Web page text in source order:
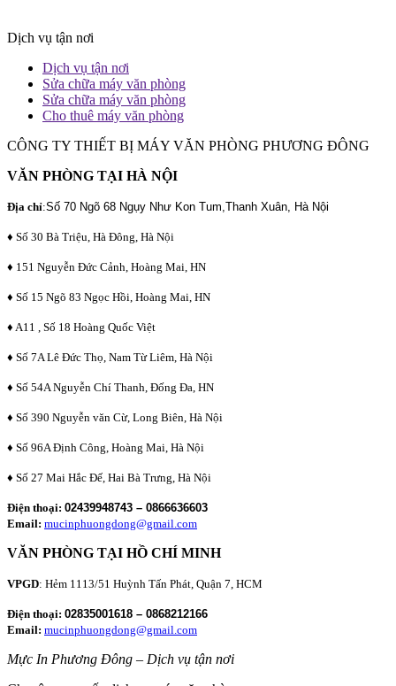
Dịch vụ tận nơi
Dịch vụ tận nơi
Sửa chữa máy văn phòng
Sửa chữa máy văn phòng
Cho thuê máy văn phòng
CÔNG TY THIẾT BỊ MÁY VĂN PHÒNG PHƯƠNG ĐÔNG
VĂN PHÒNG TẠI HÀ NỘI
Địa chỉ:Số 70 Ngõ 68 Ngụy Như Kon Tum,Thanh Xuân, Hà Nội
♦ Số 30 Bà Triệu, Hà Đông, Hà Nội
♦ 151 Nguyễn Đức Cảnh, Hoàng Mai, HN
♦ Số 15 Ngõ 83 Ngọc Hồi, Hoàng Mai, HN
♦ A11 , Số 18 Hoàng Quốc Việt
♦ Số 7A Lê Đức Thọ, Nam Từ Liêm, Hà Nội
♦ Số 54A Nguyễn Chí Thanh, Đống Đa, HN
♦ Số 390 Nguyễn văn Cừ, Long Biên, Hà Nội
♦ Số 96A Định Công, Hoàng Mai, Hà Nội
♦ Số 27 Mai Hắc Đế, Hai Bà Trưng, Hà Nội
Điện thoại: 02439948743 – 0866636603
Email: mucinphuongdong@gmail.com
VĂN PHÒNG TẠI HỒ CHÍ MINH
VPGD: Hẻm 1113/51 Huỳnh Tấn Phát, Quận 7, HCM
Điện thoại: 02835001618 – 0868212166
Email: mucinphuongdong@gmail.com
Mực In Phương Đông – Dịch vụ tận nơi